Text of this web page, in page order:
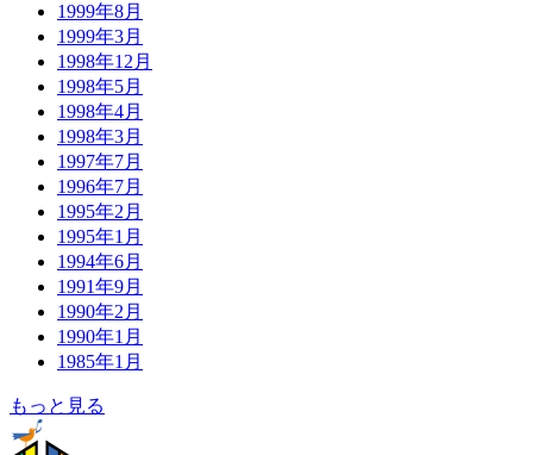
1999年8月
1999年3月
1998年12月
1998年5月
1998年4月
1998年3月
1997年7月
1996年7月
1995年2月
1995年1月
1994年6月
1991年9月
1990年2月
1990年1月
1985年1月
もっと見る